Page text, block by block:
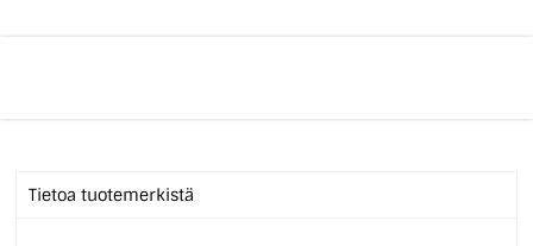
Tietoa tuotemerkistä